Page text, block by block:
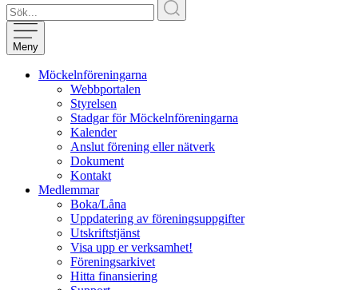
Meny
Möckelnföreningarna
Webbportalen
Styrelsen
Stadgar för Möckelnföreningarna
Kalender
Anslut förening eller nätverk
Dokument
Kontakt
Medlemmar
Boka/Låna
Uppdatering av föreningsuppgifter
Utskriftstjänst
Visa upp er verksamhet!
Föreningsarkivet
Hitta finansiering